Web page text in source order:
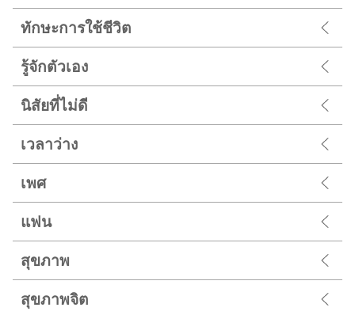
ทักษะการใช้ชีวิต
รู้จักตัวเอง
นิสัยที่ไม่ดี
เวลาว่าง
เพศ
แฟน
สุขภาพ
สุขภาพจิต